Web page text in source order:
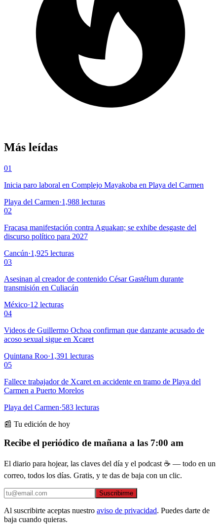
Más leídas
01
Inicia paro laboral en Complejo Mayakoba en Playa del Carmen
Playa del Carmen·1,988 lecturas
02
Fracasa manifestación contra Aguakan; se exhibe desgaste del
discurso político para 2027
Cancún·1,925 lecturas
03
Asesinan al creador de contenido César Gastélum durante
transmisión en Culiacán
México·12 lecturas
04
Videos de Guillermo Ochoa confirman que danzante acusado de
acoso sexual sigue en Xcaret
Quintana Roo·1,391 lecturas
05
Fallece trabajador de Xcaret en accidente en tramo de Playa del
Carmen a Puerto Morelos
Playa del Carmen·583 lecturas
📰 Tu edición de hoy
Recibe el periódico de mañana a las 7:00 am
El diario para hojear, las claves del día y el podcast ☕ — todo en un
correo, todos los días. Gratis, y te das de baja con un clic.
Suscribirme
Al suscribirte aceptas nuestro aviso de privacidad. Puedes darte de
baja cuando quieras.